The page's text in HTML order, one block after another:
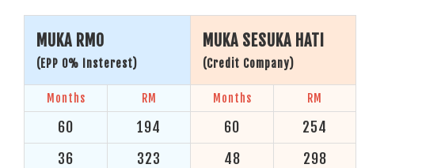
MUKA RM0
(EPP 0% Insterest)
MUKA SESUKA HATI
(Credit Company)
Months RM Months RM
60 194 60
254
36
323 48
298